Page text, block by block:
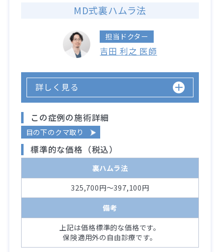
MD式裏ハムラ法
担当ドクター
吉田 利之 医師
詳しく見る
この症例の施術詳細
目の下のクマ取り
標準的な価格（税込）
裏ハムラ法
325,700円～397,100円
備考
上記は価格標準的な価格です。
保険適用外の自由診療です。